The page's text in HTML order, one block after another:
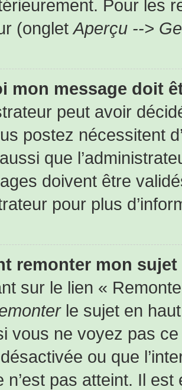
Pour les
(ongletAperçu -->
mon message doit
peut avoir
postez nécessitent
que
doivent être
pour plus
remonter mon sujet
sur le lien «
le sujet en
vous ne voyez pas
ou que
n’est pas atteint. Il